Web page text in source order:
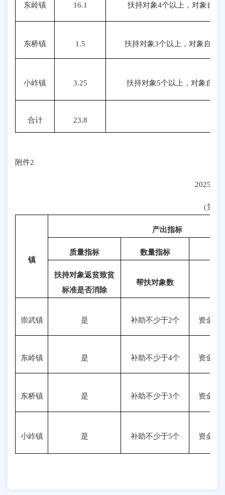
东岭镇 16.1 扶持对象4个以上，对象自付
东桥镇 1.5 扶持对象3个以上，对象自付
小岞镇 3.25 扶持对象5个以上，对象自付
合计 23.8
附件2
2025年
（第
镇
产出指标
质量指标 数量指标
扶持对象返贫致贫
标准是否消除
帮扶对象数
崇武镇 是 补助不少于2个 资金
东岭镇 是 补助不少于4个 资金
东桥镇 是 补助不少于3个 资金
小岞镇 是 补助不少于5个 资金